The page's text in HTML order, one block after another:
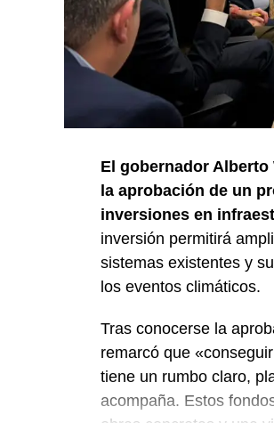
El gobernador
la aprobación de un
inversiones en
inversión permitirá
sistemas existentes y
los eventos climáticos.
Tras conocerse la
remarcó que
tiene un rumbo claro,
acompaña. Estos